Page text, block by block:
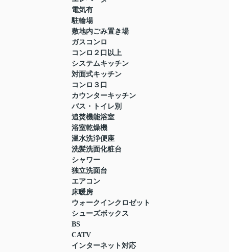
電気有
駐輪場
敷地内ごみ置き場
ガスコンロ
コンロ２口以上
システムキッチン
対面式キッチン
コンロ３口
カウンターキッチン
バス・トイレ別
追焚機能浴室
浴室乾燥機
温水洗浄便座
洗髪洗面化粧台
シャワー
独立洗面台
エアコン
床暖房
ウォークインクロゼット
シューズボックス
BS
CATV
インターネット対応